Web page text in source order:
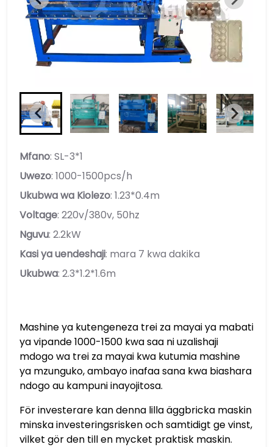
Mfano: SL-3*1
Uwezo: 1000-1500pcs/h
Ukubwa wa Kiolezo: 1.23*0.4m
Voltage: 220v/380v, 50hz
Nguvu: 2.2kW
Kasi ya uendeshaji: mara 7 kwa dakika
Ukubwa: 2.3*1.2*1.6m
Mashine ya kutengeneza trei za mayai ya mabati
ya vipande 1000-1500 kwa saa ni uzalishaji
mdogo wa trei za mayai kwa kutumia mashine
ya mzunguko, ambayo inafaa sana kwa biashara
ndogo au kampuni inayojitosa.
För investerare kan denna lilla äggbricka maskin
minska investeringsrisken och samtidigt ge vinst,
vilket gör den till en mycket praktisk maskin.